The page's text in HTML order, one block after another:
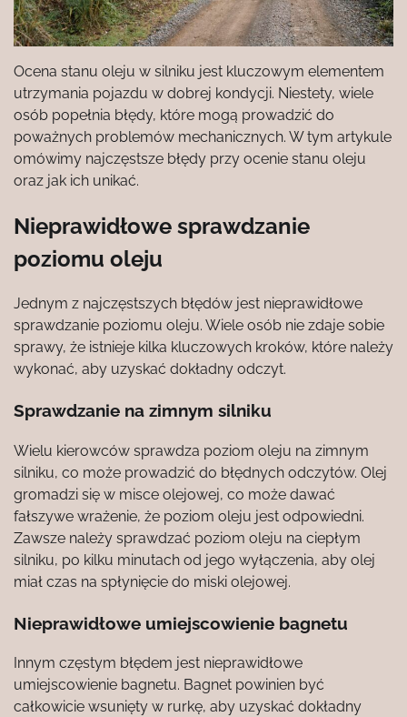
Ocena stanu oleju w silniku jest kluczowym elementem
utrzymania pojazdu w dobrej kondycji. Niestety, wiele
osób popełnia błędy, które mogą prowadzić do
poważnych problemów mechanicznych. W tym artykule
omówimy najczęstsze błędy przy ocenie stanu oleju
oraz jak ich unikać.
Nieprawidłowe sprawdzanie
poziomu oleju
Jednym z najczęstszych błędów jest nieprawidłowe
sprawdzanie poziomu oleju. Wiele osób nie zdaje sobie
sprawy, że istnieje kilka kluczowych kroków, które należy
wykonać, aby uzyskać dokładny odczyt.
Sprawdzanie na zimnym silniku
Wielu kierowców sprawdza poziom oleju na zimnym
silniku, co może prowadzić do błędnych odczytów. Olej
gromadzi się w misce olejowej, co może dawać
fałszywe wrażenie, że poziom oleju jest odpowiedni.
Zawsze należy sprawdzać poziom oleju na ciepłym
silniku, po kilku minutach od jego wyłączenia, aby olej
miał czas na spłynięcie do miski olejowej.
Nieprawidłowe umiejscowienie bagnetu
Innym częstym błędem jest nieprawidłowe
umiejscowienie bagnetu. Bagnet powinien być
całkowicie wsunięty w rurkę, aby uzyskać dokładny